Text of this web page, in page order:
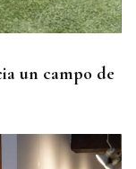
un campo de